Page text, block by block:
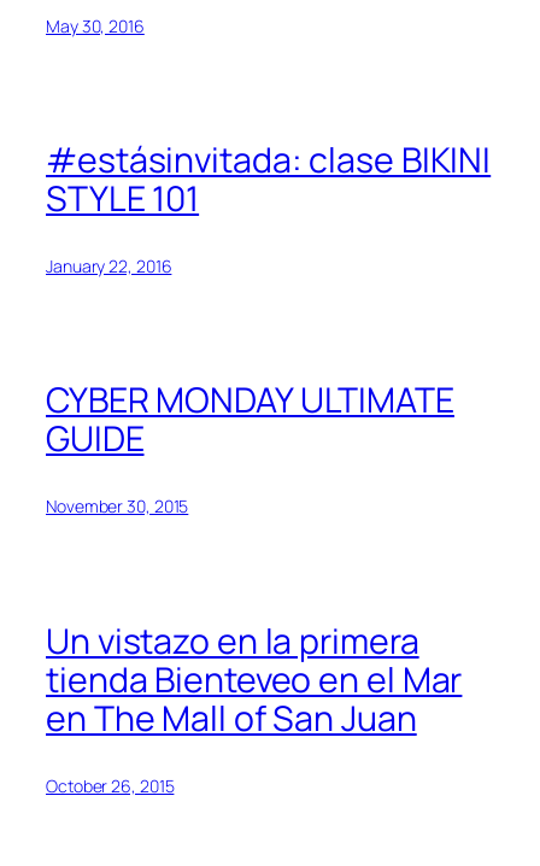
May 30, 2016
#estásinvitada: clase BIKINI
STYLE 101
January 22, 2016
CYBER MONDAY ULTIMATE
GUIDE
November 30, 2015
Un vistazo en la primera
tienda Bienteveo en el Mar
en The Mall of San Juan
October 26, 2015